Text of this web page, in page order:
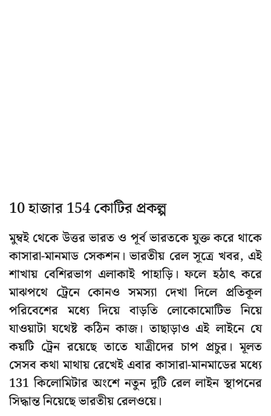
10 হাজার 154 কোটির প্রকল্প
মুম্বই থেকে উত্তর ভারত ও পূর্ব ভারতকে যুক্ত করে থাকে
কাসারা-মানমাড সেকশন। ভারতীয় রেল সূত্রে খবর, এই
শাখায় বেশিরভাগ এলাকাই পাহাড়ি। ফলে হঠাৎ করে
মাঝপথে ট্রেনে কোনও সমস্যা দেখা দিলে প্রতিকূল
পরিবেশের মধ্যে দিয়ে বাড়তি লোকোমোটিভ নিয়ে
যাওয়াটা যথেষ্ট কঠিন কাজ। তাছাড়াও এই লাইনে যে
কয়টি ট্রেন রয়েছে তাতে যাত্রীদের চাপ প্রচুর। মূলত
সেসব কথা মাথায় রেখেই এবার কাসারা-মানমাডের মধ্যে
131 কিলোমিটার অংশে নতুন দুটি রেল লাইন স্থাপনের
সিদ্ধান্ত নিয়েছে ভারতীয় রেলওয়ে।